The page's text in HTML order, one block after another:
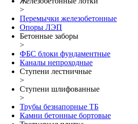
>
Перемычки железобетонные
Опоры ЛЭП
Бетонные заборы
>
ФБС блоки фундаментные
Каналы непроходные
Ступени лестничные
>
Ступени шлифованные
>
Трубы безнапорные ТБ
Камни бетонные бортовые